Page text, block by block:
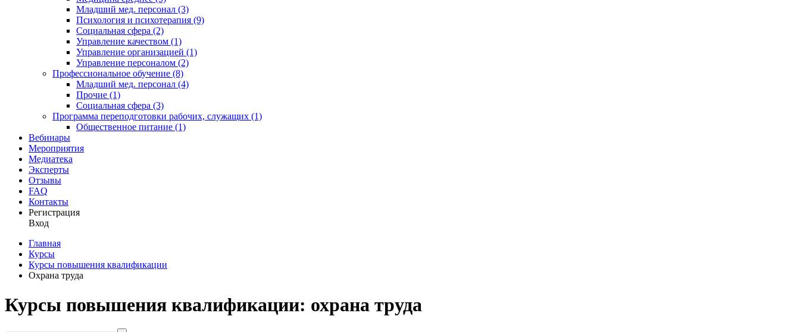
Младший мед. персонал (3)
Психология и психотерапия (9)
Социальная сфера (2)
Управление качеством (1)
Управление организацией (1)
Управление персоналом (2)
Профессиональное обучение (8)
Младший мед. персонал (4)
Прочие (1)
Социальная сфера (3)
Программа переподготовки рабочих, служащих (1)
Общественное питание (1)
Вебинары
Мероприятия
Медиатека
Эксперты
Отзывы
FAQ
Контакты
Регистрация
Вход
Главная
Курсы
Курсы повышения квалификации
Охрана труда
Курсы повышения квалификации: охрана труда